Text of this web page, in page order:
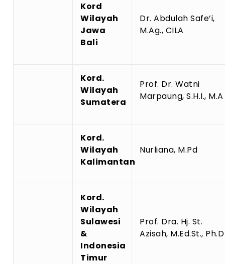
Kord
Wilayah
Jawa
Bali
Dr. Abdulah Safe’i,
M.Ag., CILA
Kord.
Wilayah
Sumatera
Prof. Dr. Watni
Marpaung, S.H.I., M.A
Kord.
Wilayah
Kalimantan
Nurliana, M.Pd
Kord.
Wilayah
Sulawesi
&
Indonesia
Timur
Prof. Dra. Hj. St.
Azisah, M.Ed.St., Ph.D